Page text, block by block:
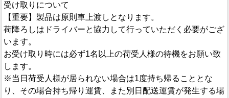
受け取りについて
【重要】製品は原則車上渡しとなります。
荷降ろしはドライバーと協力して行っていただく必要がござ
います。
お受け取り時には必ず1名以上の荷受人様の待機をお願い致
します。
※当日荷受人様が居られない場合は1度持ち帰ることとな
り、その場合持ち帰り運賃、また別日配送運賃が発生する場